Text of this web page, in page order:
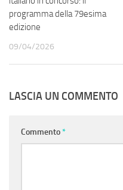
programma della 79esima
edizione
09/04/2026
LASCIA UN COMMENTO
Commento*